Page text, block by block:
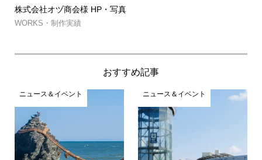
株式会社オヅ商会様 HP・写真
WORKS・制作実績
おすすめ記事
ニュース＆イベント ニュース＆イベント